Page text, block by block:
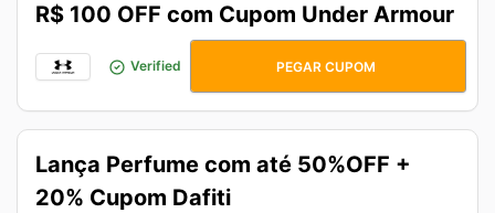
R$ 100 OFF com Cupom Under Armour
Verified MENOS100
PEGAR CUPOM
Lança Perfume com até 50%OFF +
20% Cupom Dafiti